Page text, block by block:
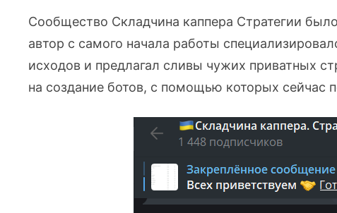
Сообщество Складчина каппера Стратегии
автор с самого начала работы
исходов и предлагал сливы чужих приватных
на создание ботов, с помощью которых сейчас